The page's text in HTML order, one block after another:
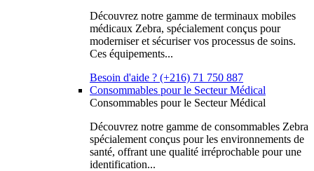
Découvrez notre gamme de terminaux mobiles
médicaux Zebra, spécialement conçus pour
moderniser et sécuriser vos processus de soins.
Ces équipements...
Besoin d'aide ? (+216) 71 750 887
Consommables pour le Secteur Médical
Consommables pour le Secteur Médical
Découvrez notre gamme de consommables Zebra
spécialement conçus pour les environnements de
santé, offrant une qualité irréprochable pour une
identification...